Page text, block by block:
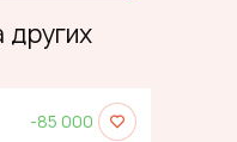
других
-85 000